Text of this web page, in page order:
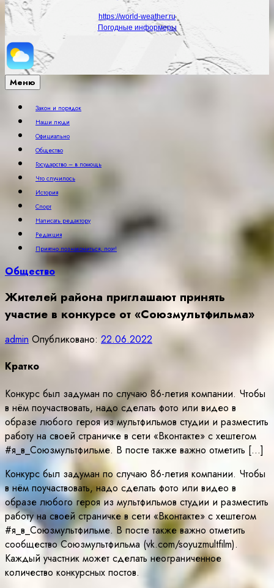
https://world-weather.ru
Погодные информеры
Меню
Закон и порядок
Наши люди
Официально
Общество
Государство – в помощь
Что случилось
История
Спорт
Написать редактору
Редакция
Приятно познакомиться, поэт!
Общество
Жителей района приглашают принять
участие в конкурсе от «Союзмультфильма»
admin Опубликовано: 22.06.2022
Кратко
Конкурс был задуман по случаю 86-летия компании. Чтобы
в нём поучаствовать, надо сделать фото или видео в
образе любого героя из мультфильмов студии и разместить
работу на своей страничке в сети «Вконтакте» с хештегом
#я_в_Союзмультфильме. В посте также важно отметить […]
Конкурс был задуман по случаю 86-летия компании. Чтобы
в нём поучаствовать, надо сделать фото или видео в
образе любого героя из мультфильмов студии и разместить
работу на своей страничке в сети «Вконтакте» с хештегом
#я_в_Союзмультфильме. В посте также важно отметить
сообщество Союзмультфильма (vk.com/soyuzmultfilm).
Каждый участник может сделать неограниченное
количество конкурсных постов.